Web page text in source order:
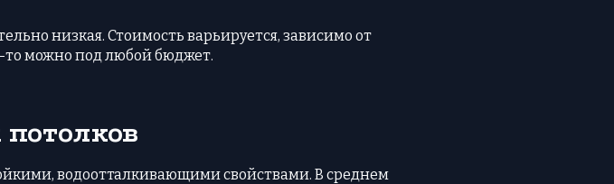
низкая. Стоимость варьируется, зависимо от
то можно под любой бюджет.
водоотталкивающими свойствами. В среднем